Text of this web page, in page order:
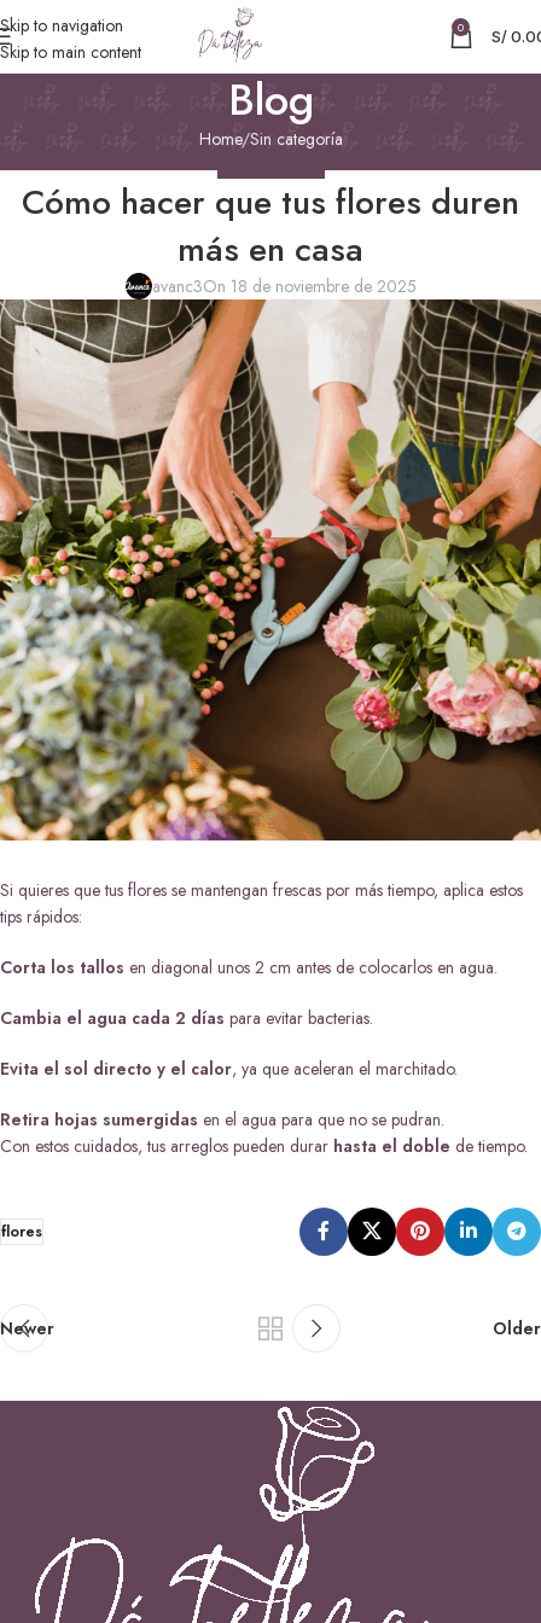
Skip to navigation
Skip to main content
0 S/
Blog
Home Sin categoría
Cómo hacer que tus flores duren
más en casa
avanc3On 18 de noviembre de 2025
Si quieres que tus flores se mantengan frescas por más tiempo, aplica estos
tips rápidos:
Corta los tallos en diagonal unos 2 cm antes de colocarlos en agua.
Cambia el agua cada 2 días para evitar bacterias.
Evita el sol directo y el calor, ya que aceleran el marchitado.
Retira hojas sumergidas en el agua para que no se pudran.
Con estos cuidados, tus arreglos pueden durar hasta el doble de tiempo.
flores
Newer Older